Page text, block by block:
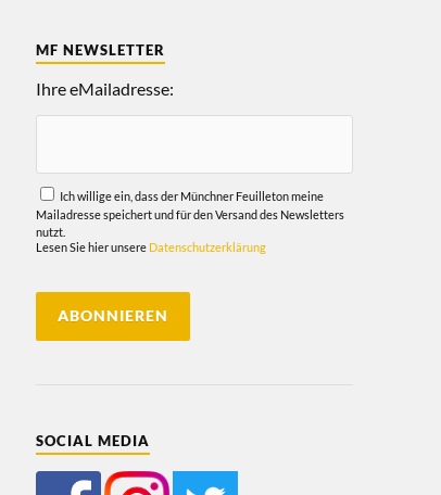
MF NEWSLETTER
Ihre eMailadresse:
Ich willige ein, dass der Münchner Feuilleton meine
Mailadresse speichert und für den Versand des Newsletters
nutzt.
Lesen Sie hier unsere Datenschutzerklärung
SOCIAL MEDIA